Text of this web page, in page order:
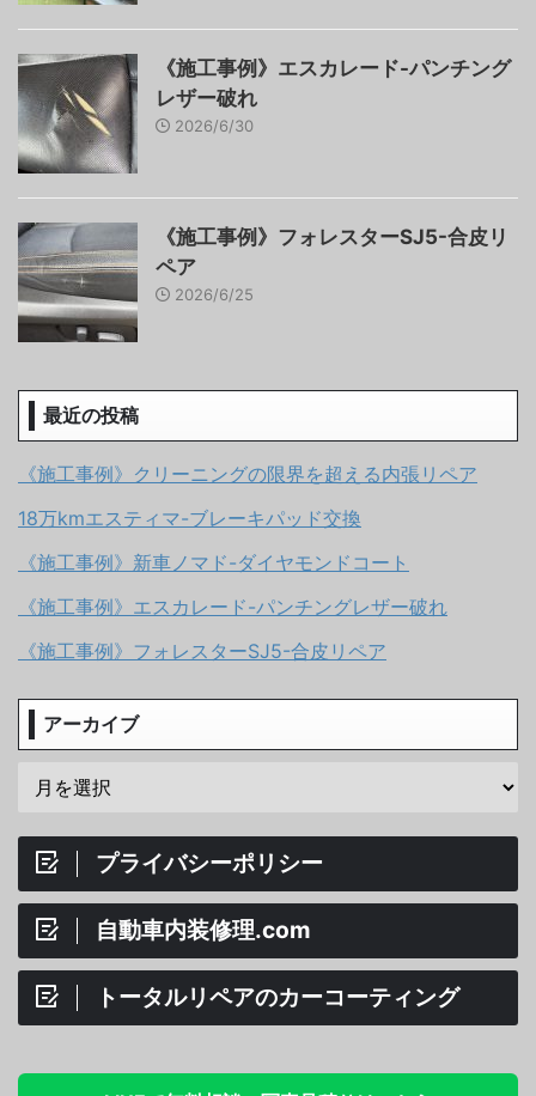
《施工事例》エスカレード-パンチング
レザー破れ
2026/6/30
《施工事例》フォレスターSJ5-合皮リ
ペア
2026/6/25
最近の投稿
《施工事例》クリーニングの限界を超える内張リペア
18万kmエスティマ-ブレーキパッド交換
《施工事例》新車ノマド-ダイヤモンドコート
《施工事例》エスカレード-パンチングレザー破れ
《施工事例》フォレスターSJ5-合皮リペア
アーカイブ
プライバシーポリシー
自動車内装修理.com
トータルリペアのカーコーティング